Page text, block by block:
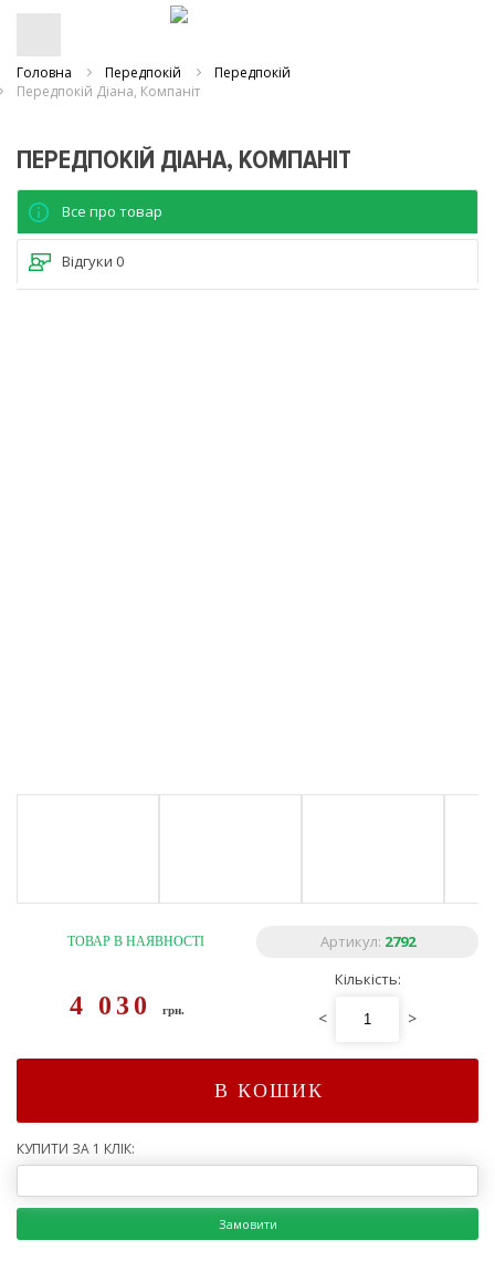
Головна Передпокій
Передпокій
Передпокій Діана, Компаніт
ПЕРЕДПОКІЙ ДІАНА, КОМПАНІТ
Все про товар
Відгуки 0
ТОВАР В НАЯВНОСТІ Артикул: 2792
4 030грн.
Кількість:
< >
В КОШИК
КУПИТИ ЗА 1 КЛІК:
Замовити